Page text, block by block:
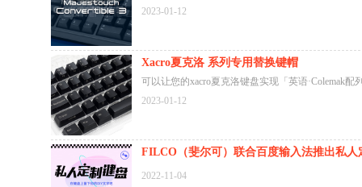
附带的USB线缆为Type-A to Type-C；
2023-01-12
Xacro夏克洛 系列专用替换键帽
可以让您的xacro夏克洛键盘实现「英语·Colemak配
·Dvorak配列」以及「英语·Mac配列」
2023-01-12
FILCO（斐尔可）联合百度输入法推出私人
2022-11-04